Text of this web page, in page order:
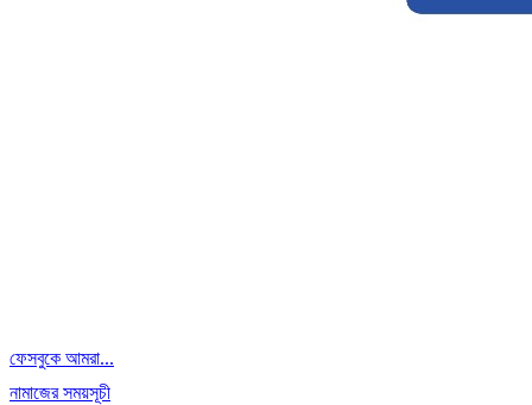
ফেসবুকে আমরা...
নামাজের সময়সূচী